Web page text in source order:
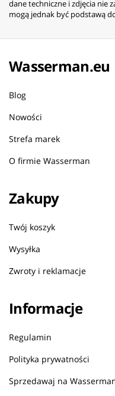
dane techniczne i zdjęcia nie
mogą jednak być podstawą
Wasserman.eu
Blog
Nowości
Strefa marek
O firmie Wasserman
Zakupy
Twój koszyk
Wysyłka
Zwroty i reklamacje
Informacje
Regulamin
Polityka prywatności
Sprzedawaj na